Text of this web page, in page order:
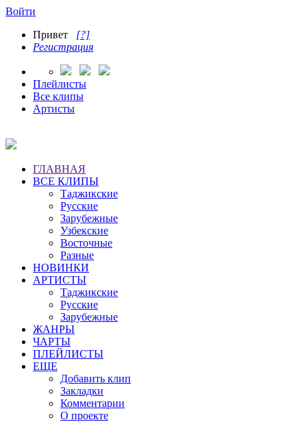
Войти
Привет [?]
Регистрация
Плейлисты
Все клипы
Артисты
ГЛАВНАЯ
ВСЕ КЛИПЫ
Таджикские
Русские
Зарубежные
Узбекские
Восточные
Разные
НОВИНКИ
АРТИСТЫ
Таджикские
Русские
Зарубежные
ЖАНРЫ
ЧАРТЫ
ПЛЕЙЛИСТЫ
ЕЩЕ
Добавить клип
Закладки
Комментарии
О проекте